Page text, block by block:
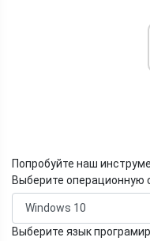
Попробуйте наш
Выберите операционную
Выберите язык